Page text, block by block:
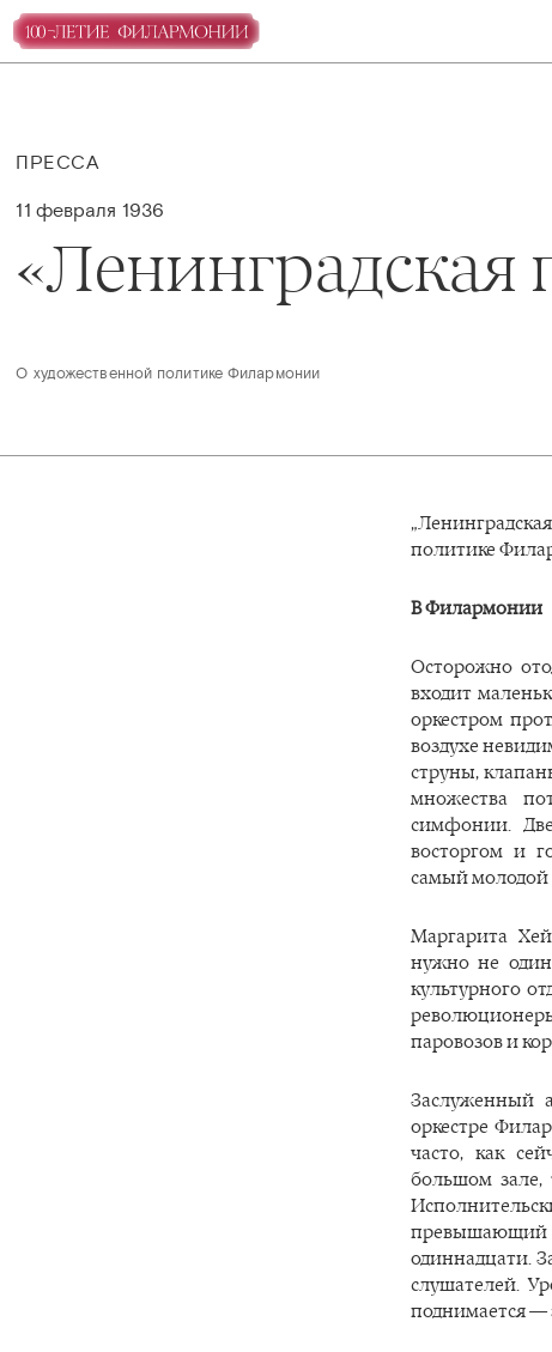
ПРЕССА
11 февраля 1936
«Ленинградская
О художественной политике Филармонии
политике
В Филармонии
Осторожно
входит
оркестром
воздухе
струны,
множества
симфонии.
восторгом и
самый молодой
Маргарита
нужно не
культурного
паровозов и
Заслуженный
оркестре
часто, как
большом зале,
одиннадцати.
слушателей.
поднимается —